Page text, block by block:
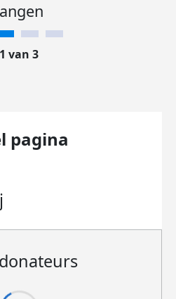
1 van 3
pagina